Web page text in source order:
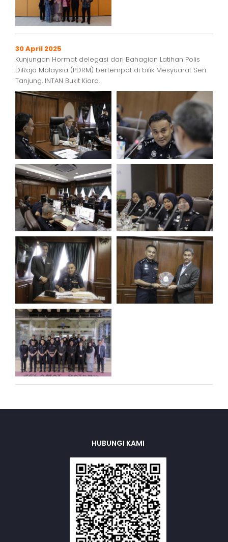
30 April 2025
Kunjungan Hormat delegasi dari Bahagian Latihan Polis
DiRaja Malaysia (PDRM) bertempat di bilik Mesyuarat Seri
Tanjung, INTAN Bukit Kiara.
HUBUNGI KAMI